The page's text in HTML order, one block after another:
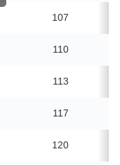
107
110
113
117
120